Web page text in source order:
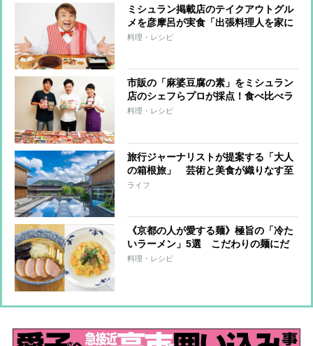
ミシュラン掲載店のテイクアウトグル
メを彦摩呂が実食「出張料理人を家に
呼ぶレベルや〜！」と評したビーフシ
料理・レシピ
市販の「麻婆豆腐の素」をミシュラン
店のシェフらプロが採点！食べ比べラ
ンキング【定番部門1～31位】
料理・レシピ
旅行ジャーナリストが提案する「大人
の箱根旅」 芸術と美食が織りなす至
福のひととき…ミシュランキー選出の
ライフ
《京都の人が愛する麺》極旨の「冷た
いラーメン」5選 こだわりの麺にだ
しがきいたスープも！
料理・レシピ